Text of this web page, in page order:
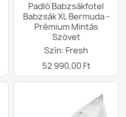
Padló Babzsákfotel
Babzsák XL Bermuda -
Prémium Mintás
Szövet
Szín: Fresh
52 990,00 Ft